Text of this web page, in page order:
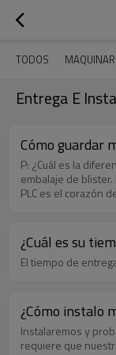
TODOS
Entrega E
Cómo guardar
P: ¿Cuál es la
embalaje de
PLC es el corazón
para proteger el
remolcar.
máquina
a paso funcionará
resolverlo. En
¿Cuál es su
El tiempo de
¿Cómo instalo
Instalaremos y probaremos la máquina
requiere que